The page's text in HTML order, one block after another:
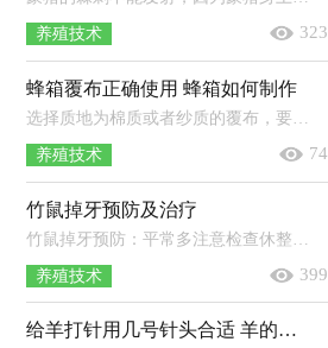
养殖技术 323
蜂箱覆布正确使用 蜂箱如何制作
养殖技术 74
竹鼠掉牙预防及治疗
养殖技术 399
给羊打针用几号针头合适 羊的三联四防怎么注射